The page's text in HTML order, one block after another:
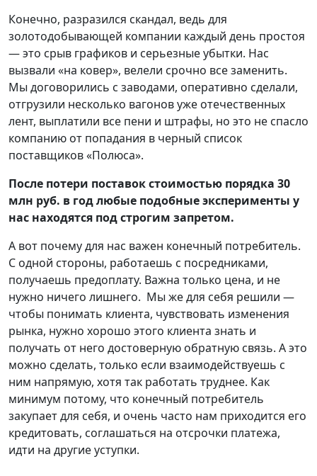
Конечно, разразился скандал, ведь для
золотодобывающей компании каждый день простоя
— это срыв графиков и серьезные убытки. Нас
вызвали «на ковер», велели срочно все заменить.
Мы договорились с заводами, оперативно сделали,
отгрузили несколько вагонов уже отечественных
лент, выплатили все пени и штрафы, но это не спасло
компанию от попадания в черный список
поставщиков «Полюса».
После потери поставок стоимостью порядка 30
млн руб. в год любые подобные эксперименты у
нас находятся под строгим запретом.
А вот почему для нас важен конечный потребитель.
С одной стороны, работаешь с посредниками,
получаешь предоплату. Важна только цена, и не
нужно ничего лишнего. Мы же для себя решили —
чтобы понимать клиента, чувствовать изменения
рынка, нужно хорошо этого клиента знать и
получать от него достоверную обратную связь. А это
можно сделать, только если взаимодействуешь с
ним напрямую, хотя так работать труднее. Как
минимум потому, что конечный потребитель
закупает для себя, и очень часто нам приходится его
кредитовать, соглашаться на отсрочки платежа,
идти на другие уступки.